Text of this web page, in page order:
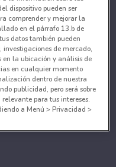
dispositivo pueden ser
comprender y mejorar la
en el párrafo 13.b de
datos también pueden
de mercado,
en la ubicación y análisis de
en cualquier momento
dentro de nuestra
publicidad, pero será sobre
para tus intereses.
a Menú > Privacidad >